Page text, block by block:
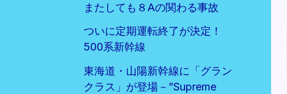
またしても８Aの関わる事故
ついに定期運転終了が決定！
500系新幹線
東海道・山陽新幹線に「グラン
クラス」が登場－”Supreme